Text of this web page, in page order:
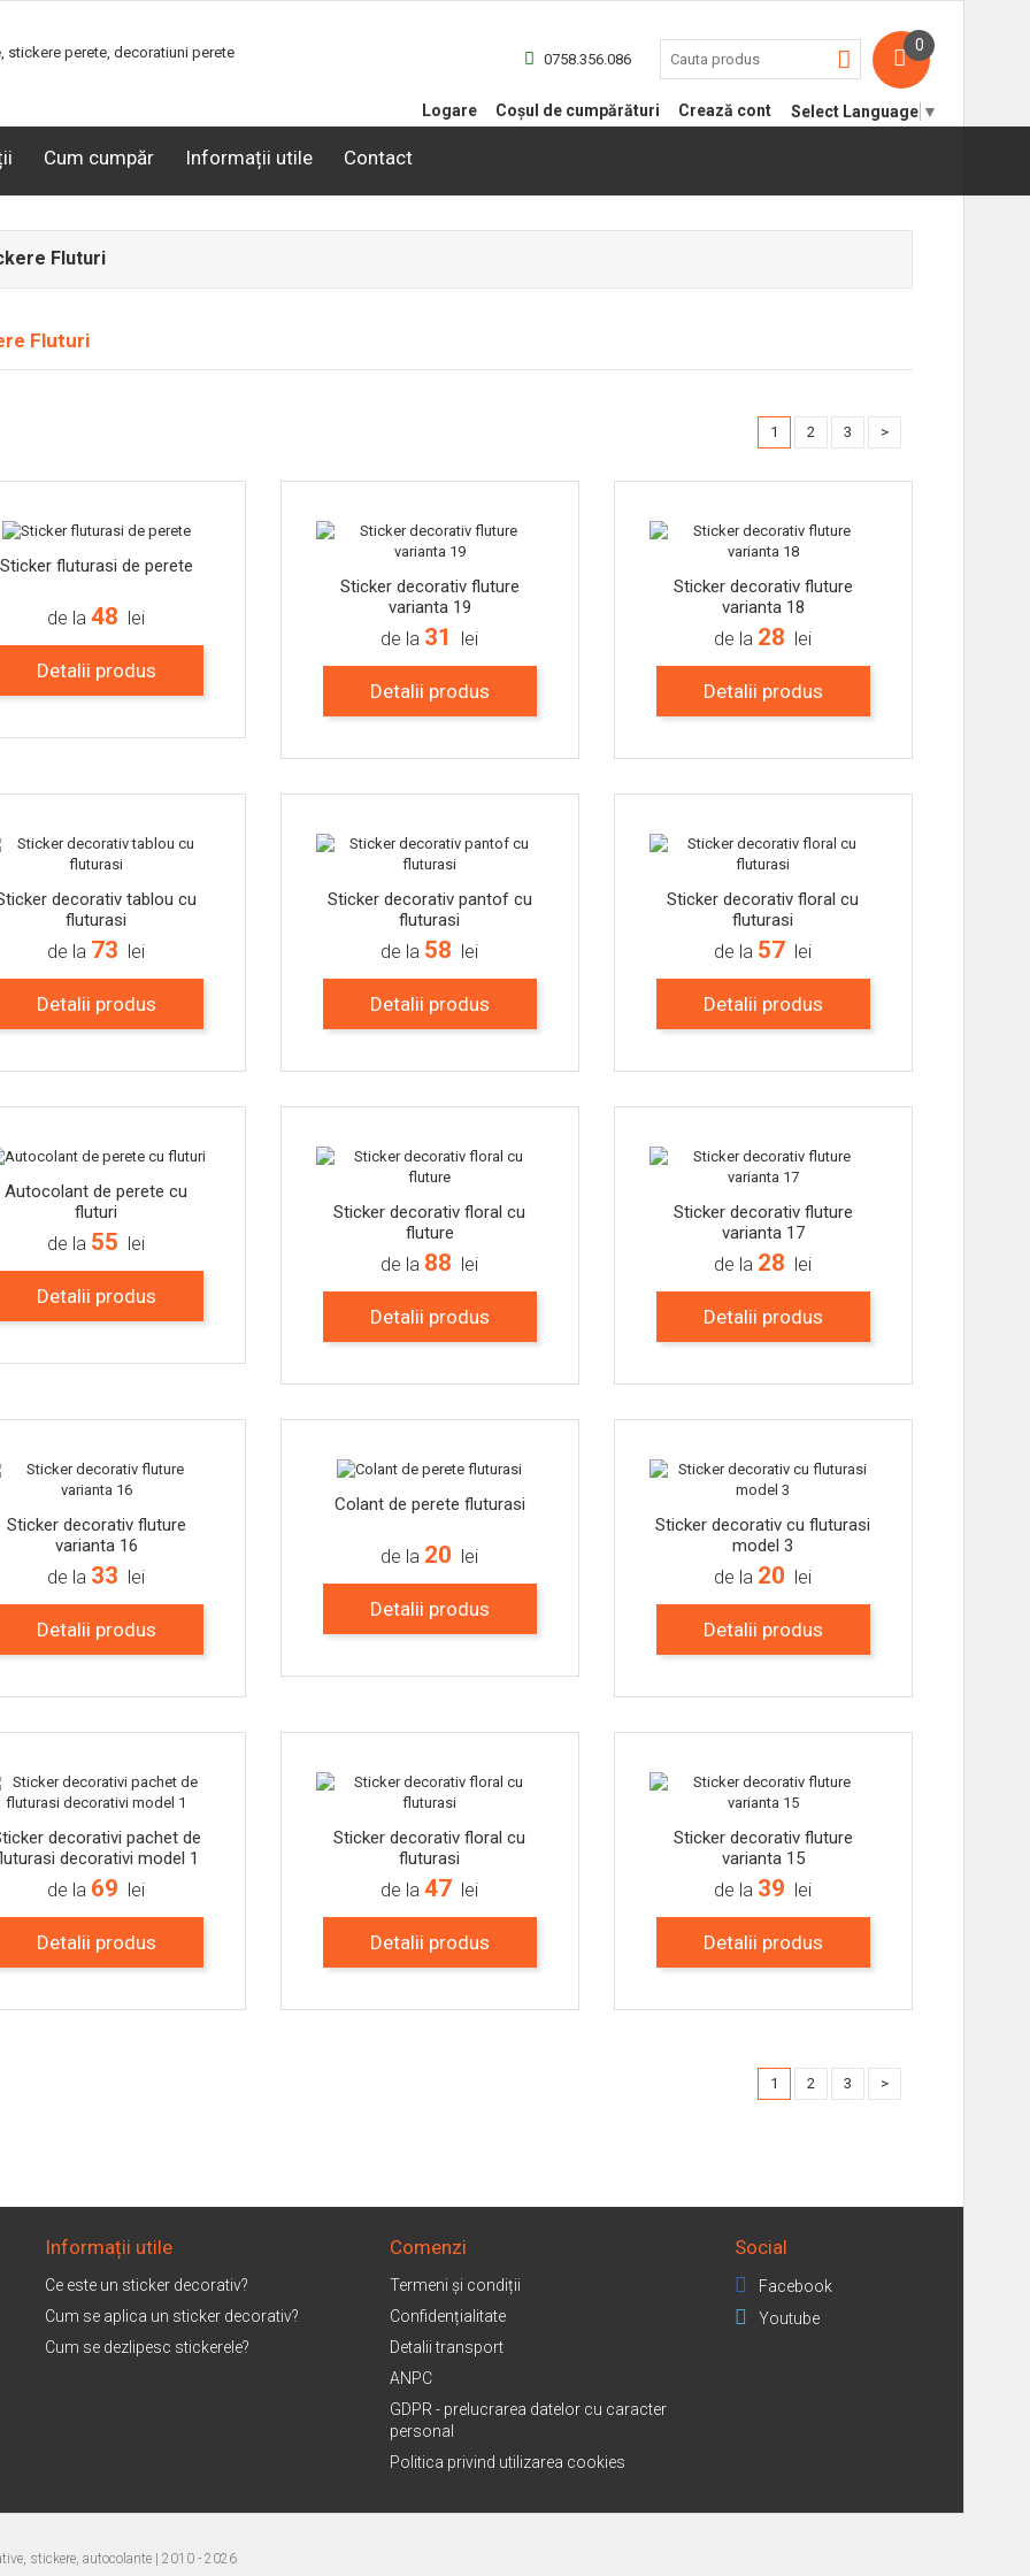
0
0758.356.086
Logare Coșul de cumpărături Crează cont Select Language ▼
Cum cumpăr Informații utile Contact
Fluturi
Fluturi
1 2 3 >
Sticker fluturasi de perete
de la48 lei
Detalii produs
Sticker decorativ fluture
varianta 19
de la 31 lei
Detalii produs
Sticker decorativ fluture
varianta 18
de la 28 lei
Detalii produs
decorativ tablou cu
fluturasi
de la 73 lei
Detalii produs
Sticker decorativ pantof cu
fluturasi
de la 58 lei
Detalii produs
Sticker decorativ floral cu
fluturasi
de la 57 lei
Detalii produs
Autocolant de perete cu
fluturi
de la 55 lei
Detalii produs
Sticker decorativ floral cu
fluture
de la 88 lei
Detalii produs
Sticker decorativ fluture
varianta 17
de la 28 lei
Detalii produs
Sticker decorativ fluture
varianta 16
de la 33 lei
Detalii produs
Colant de perete fluturasi
de la 20 lei
Detalii produs
Sticker decorativ cu fluturasi
model 3
de la 20 lei
Detalii produs
decorativi pachet de
decorativi model 1
de la 69 lei
Detalii produs
Sticker decorativ floral cu
fluturasi
de la47 lei
Detalii produs
Sticker decorativ fluture
varianta 15
de la 39 lei
Detalii produs
1 2 3 >
Informații utile
Ce este un sticker decorativ?
Cum se aplica un sticker decorativ?
Cum se dezlipesc stickerele?
Comenzi
Termeni și condiții
Confidențialitate
Detalii transport
ANPC
GDPR - prelucrarea datelor cu caracter
personal
Politica privind utilizarea cookies
Social
Facebook
Youtube
stickere, autocolante | 2010 - 2026